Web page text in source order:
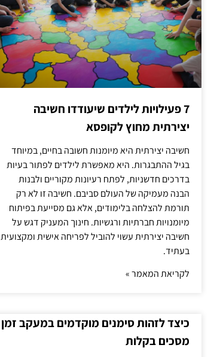
7 פעילויות לילדים שיעודדו חשיבה
יצירתית מחוץ לקופסא
חשיבה יצירתית היא מיומנות חשובה בחיים, במיוחד
בגיל ההתבגרות. היא מאפשרת לילדים לפתור בעיות
בדרכים חדשניות, לפתח רעיונות מקוריים ולבנות
הבנה מעמיקה של העולם סביבם. חשיבה זו לא רק
תורמת להצלחה בלימודים, אלא גם מסייעת בפיתוח
מיומנויות חברתיות ורגשיות. חינוך המעניק דגש על
חשיבה יצירתית עשוי להוביל לפריחה אישית ומקצועית
בעתיד.
לקריאת המאמר »
כיצד לזהות סימנים מוקדמים במעקב זמן
מסכים בקלות